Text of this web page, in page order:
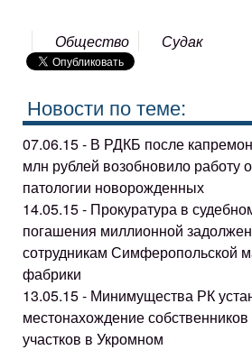
Общество Судак
Новости по теме:
07.06.15 - В РДКБ после
млн рублей возобновило работу
патологии новорожденных
14.05.15 - Прокуратура в
погашения миллионной
сотрудникам Симферопольской
фабрики
13.05.15 - Минимущества РК
местонахождение
участков в Укромном